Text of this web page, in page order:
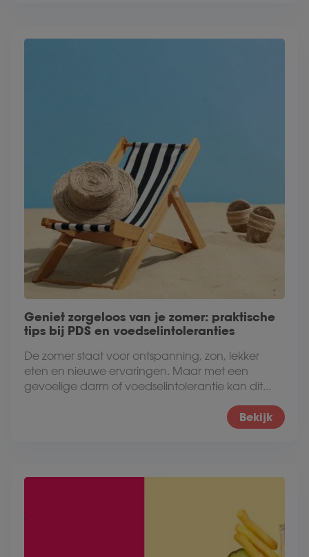
Geniet zorgeloos van je zomer: praktische
tips bij PDS en voedselintoleranties
De zomer staat voor ontspanning, zon, lekker
eten en nieuwe ervaringen. Maar met een
gevoelige darm of voedselintolerantie kan dit...
Bekijk